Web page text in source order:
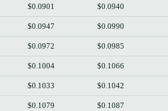
$0.0901 $0.0940
$0.0947 $0.0990
$0.0972 $0.0985
$0.1004 $0.1066
$0.1033 $0.1042
$0.1079 $0.1087